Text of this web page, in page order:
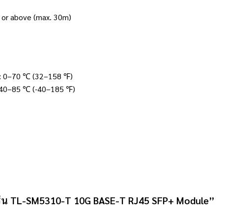
above (max. 30m)
0–70 ℃ (32–158 ℉)
℃ (-40–185 ℉)
SM5310-T 10G BASE-T RJ45 SFP+ Module”